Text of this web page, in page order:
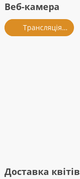
Веб-камера
Трансляція із салону
Доставка квітів